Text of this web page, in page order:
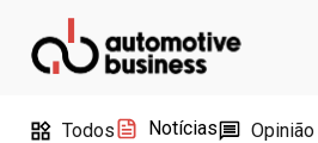
Todos Notícias Opinião